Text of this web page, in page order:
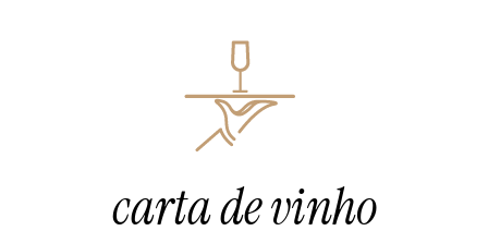
carta de vinho